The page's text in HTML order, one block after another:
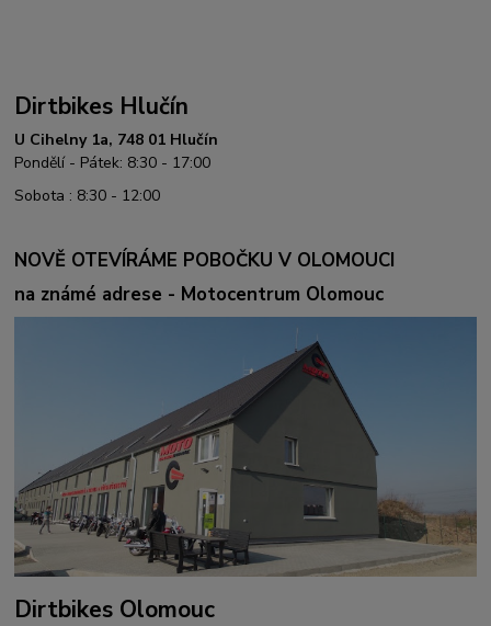
Dirtbikes Hlučín
U Cihelny 1a, 748 01 Hlučín
Pondělí - Pátek: 8:30 - 17:00
Sobota : 8:30 - 12:00
NOVĚ OTEVÍRÁME POBOČKU V OLOMOUCI
na známé adrese - Motocentrum Olomouc
Dirtbikes Olomouc